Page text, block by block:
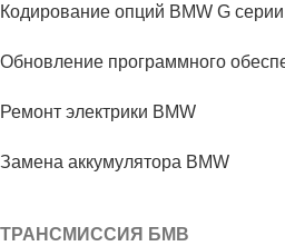
Кодирование опций BMW G серии
Обновление программного
Ремонт электрики BMW
Замена аккумулятора BMW
ТРАНСМИССИЯ БМВ